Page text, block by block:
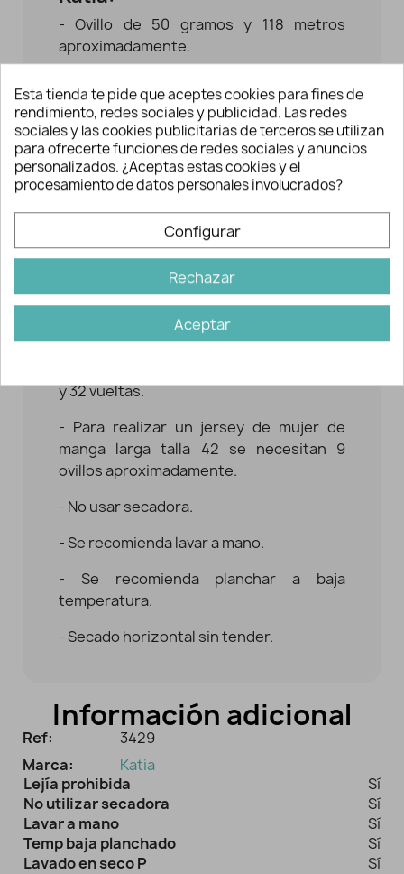
- Ovillo de 50 gramos y 118 metros
aproximadamente.
poliéster.
- Hilo metalizado. Podrás crear
complementos en tendencia para
primavera/verano tales como jerséis,
Recomendaciones Fashion
Katia:
- Emplear agujas de 3 a 3,5 mm. tanto
para tricot como para ganchillo.
- Para realizar un cuadrado de muestra
y 32 vueltas.
- Para realizar un jersey de mujer de
manga larga talla 42 se necesitan 9
ovillos aproximadamente.
- No usar secadora.
- Se recomienda lavar a mano.
- Se recomienda planchar a baja
temperatura.
- Secado horizontal sin tender.
Información adicional
Ref:
3429
Marca:
Katia
Lejía prohibida
Sí
No utilizar secadora
Sí
Lavar a mano
Sí
Temp baja planchado
Sí
Lavado en seco P
Sí
Esta tienda te pide que aceptes cookies para fines de
rendimiento, redes sociales y publicidad. Las redes
sociales y las cookies publicitarias de terceros se utilizan
para ofrecerte funciones de redes sociales y anuncios
personalizados. ¿Aceptas estas cookies y el
procesamiento de datos personales involucrados?
Configurar
Rechazar
Aceptar